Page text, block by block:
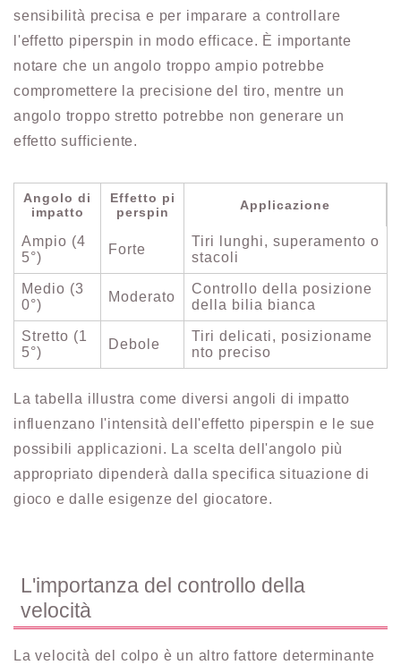
sensibilità precisa e per imparare a controllare
l'effetto piperspin in modo efficace. È importante
notare che un angolo troppo ampio potrebbe
compromettere la precisione del tiro, mentre un
angolo troppo stretto potrebbe non generare un
effetto sufficiente.
Angolo di
impatto
Effetto pi
perspin
Applicazione
Ampio (4
5°)
Forte
Tiri lunghi, superamento o
stacoli
Medio (3
0°)
Moderato
Controllo della posizione
della bilia bianca
Stretto (1
5°)
Debole
Tiri delicati, posizioname
nto preciso
La tabella illustra come diversi angoli di impatto
influenzano l'intensità dell'effetto piperspin e le sue
possibili applicazioni. La scelta dell'angolo più
appropriato dipenderà dalla specifica situazione di
gioco e dalle esigenze del giocatore.
L'importanza del controllo della
velocità
La velocità del colpo è un altro fattore determinante